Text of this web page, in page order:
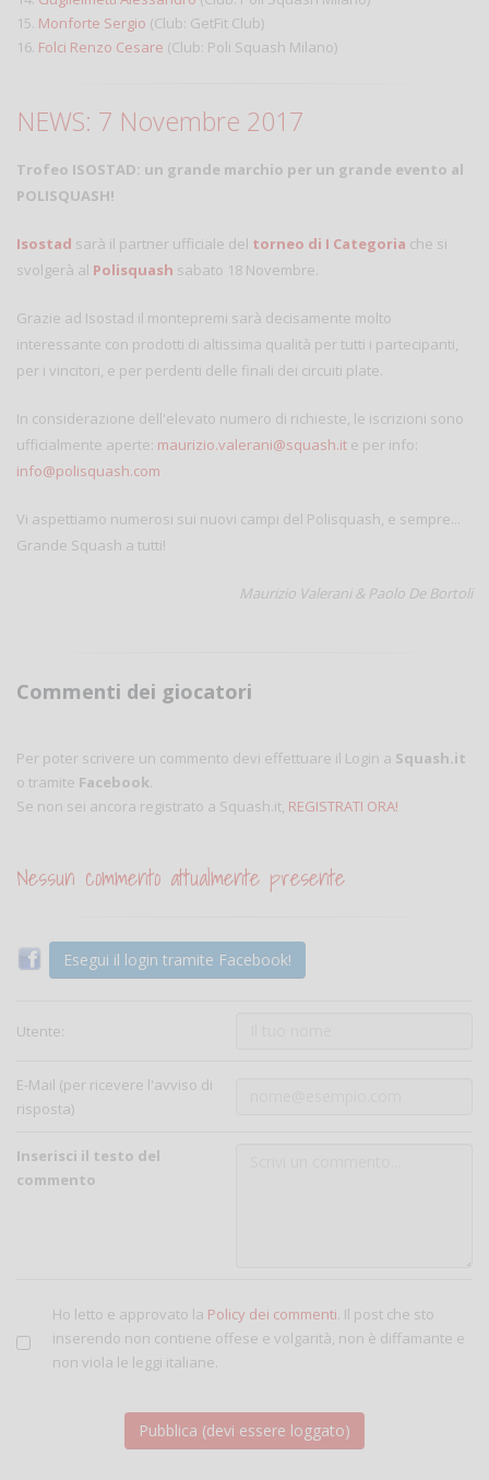
15. Monforte Sergio (Club: GetFit Club)
16. Folci Renzo Cesare (Club: Poli Squash Milano)
NEWS: 7 Novembre 2017
Trofeo ISOSTAD: un grande marchio per un grande evento al
POLISQUASH!
Isostad sarà il partner ufficiale del torneo di I Categoria che si
svolgerà al Polisquash sabato 18 Novembre.
Grazie ad Isostad il montepremi sarà decisamente molto
interessante con prodotti di altissima qualità per tutti i partecipanti,
per i vincitori, e per perdenti delle finali dei circuiti plate.
In considerazione dell'elevato numero di richieste, le iscrizioni sono
ufficialmente aperte: maurizio.valerani@squash.it e per info:
info@polisquash.com
Vi aspettiamo numerosi sui nuovi campi del Polisquash, e sempre...
Grande Squash a tutti!
Maurizio Valerani & Paolo De Bortoli
Commenti dei giocatori
Per poter scrivere un commento devi effettuare il Login a Squash.it
o tramite Facebook
Se non sei ancora registrato a Squash.it, REGISTRATI ORA!
Nessun commento attualmente presente
Esegui il login tramite Facebook!
Utente:
E-Mail (per ricevere l'avviso di
risposta)
Inserisci il testo del
commento
Ho letto e approvato la Policy dei commenti . Il post che sto
inserendo non contiene offese e volgarità, non è diffamante e
non viola le leggi italiane.